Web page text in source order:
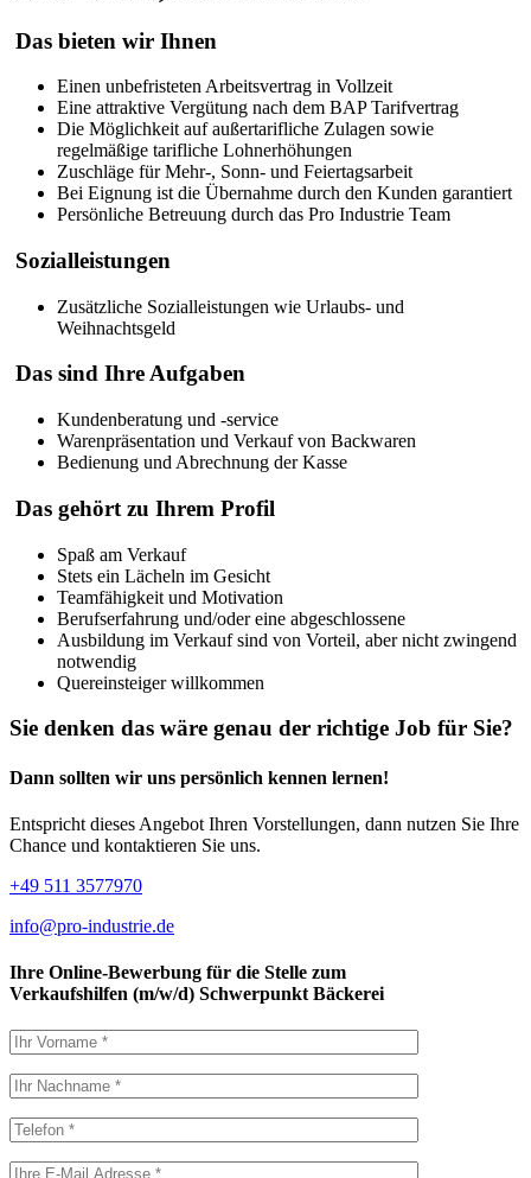
Das bieten wir Ihnen
Einen unbefristeten Arbeitsvertrag in Vollzeit
Eine attraktive Vergütung nach dem BAP Tarifvertrag
Die Möglichkeit auf außertarifliche Zulagen sowie
regelmäßige tarifliche Lohnerhöhungen
Zuschläge für Mehr-, Sonn- und Feiertagsarbeit
Bei Eignung ist die Übernahme durch den Kunden garantiert
Persönliche Betreuung durch das Pro Industrie Team
Sozialleistungen
Zusätzliche Sozialleistungen wie Urlaubs- und
Weihnachtsgeld
Das sind Ihre Aufgaben
Kundenberatung und -service
Warenpräsentation und Verkauf von Backwaren
Bedienung und Abrechnung der Kasse
Das gehört zu Ihrem Profil
Spaß am Verkauf
Stets ein Lächeln im Gesicht
Teamfähigkeit und Motivation
Berufserfahrung und/oder eine abgeschlossene
Ausbildung im Verkauf sind von Vorteil, aber nicht zwingend
notwendig
Quereinsteiger willkommen
Sie denken das wäre genau der richtige Job für Sie?
Dann sollten wir uns persönlich kennen lernen!
Entspricht dieses Angebot Ihren Vorstellungen, dann nutzen Sie Ihre
Chance und kontaktieren Sie uns.
+49 511 3577970
info@pro-industrie.de
Ihre Online-Bewerbung für die Stelle zum
Verkaufshilfen (m/w/d) Schwerpunkt Bäckerei